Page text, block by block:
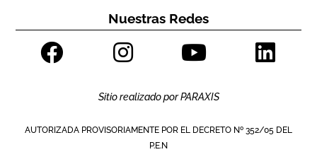
Nuestras Redes
Sitio realizado porPARAXIS
AUTORIZADA PROVISORIAMENTE POR EL DECRETO Nº 352/05 DEL
P.E.N